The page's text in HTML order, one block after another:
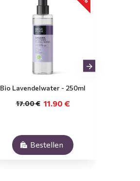
Bio Lavendelwater - 250ml
11.90 €
17.00 €
Bestellen